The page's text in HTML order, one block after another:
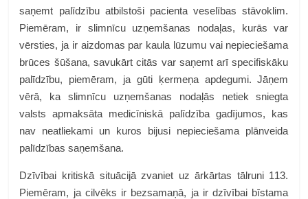
saņemt palīdzību atbilstoši pacienta veselības stāvoklim.
Piemēram, ir slimnīcu uzņemšanas nodaļas, kurās var
vērsties, ja ir aizdomas par kaula lūzumu vai nepieciešama
brūces šūšana, savukārt citās var saņemt arī specifiskāku
palīdzību, piemēram, ja gūti ķermeņa apdegumi. Jāņem
vērā, ka slimnīcu uzņemšanas nodaļās netiek sniegta
valsts apmaksāta medicīniskā palīdzība gadījumos, kas
nav neatliekami un kuros bijusi nepieciešama plānveida
palīdzības saņemšana.
Dzīvībai kritiskā situācijā zvaniet uz ārkārtas tālruni 113.
Piemēram, ja cilvēks ir bezsamaņā, ja ir dzīvībai bīstama